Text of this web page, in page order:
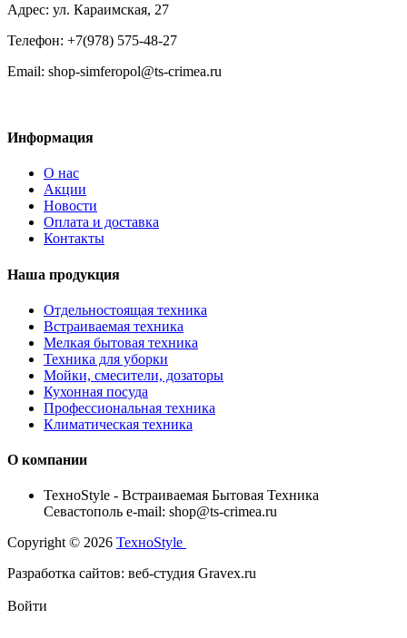
Адрес: ул. Караимская, 27
Телефон: +7(978) 575-48-27
Email: shop-simferopol@ts-crimea.ru
Информация
О нас
Акции
Новости
Оплата и доставка
Контакты
Наша продукция
Отдельностоящая техника
Встраиваемая техника
Мелкая бытовая техника
Техника для уборки
Мойки, смесители, дозаторы
Кухонная посуда
Профессиональная техника
Климатическая техника
О компании
TexноStyle - Встраиваемая Бытовая Техника
Севастополь e-mail: shop@ts-crimea.ru
Copyright © 2026 TexноStyle
Разработка сайтов: веб-студия Gravex.ru
Войти